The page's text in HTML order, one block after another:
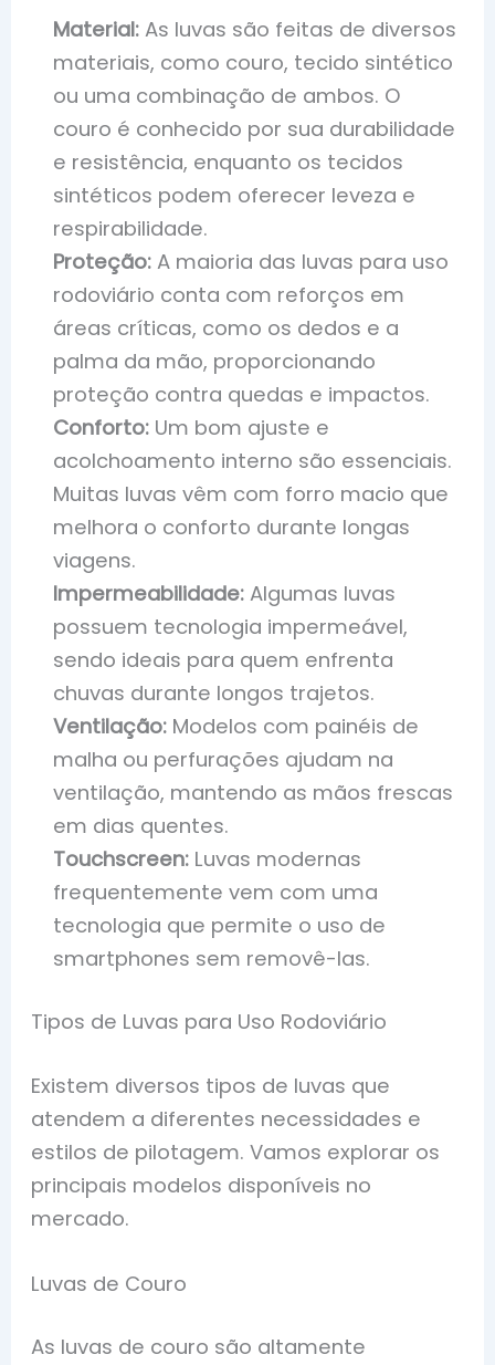
Material: As luvas são feitas de diversos
materiais, como couro, tecido sintético
ou uma combinação de ambos. O
couro é conhecido por sua durabilidade
e resistência, enquanto os tecidos
sintéticos podem oferecer leveza e
respirabilidade.
Proteção: A maioria das luvas para uso
rodoviário conta com reforços em
áreas críticas, como os dedos e a
palma da mão, proporcionando
proteção contra quedas e impactos.
Conforto: Um bom ajuste e
acolchoamento interno são essenciais.
Muitas luvas vêm com forro macio que
melhora o conforto durante longas
viagens.
Impermeabilidade: Algumas luvas
possuem tecnologia impermeável,
sendo ideais para quem enfrenta
chuvas durante longos trajetos.
Ventilação: Modelos com painéis de
malha ou perfurações ajudam na
ventilação, mantendo as mãos frescas
em dias quentes.
Touchscreen: Luvas modernas
frequentemente vem com uma
tecnologia que permite o uso de
smartphones sem removê-las.
Tipos de Luvas para Uso Rodoviário
Existem diversos tipos de luvas que
atendem a diferentes necessidades e
estilos de pilotagem. Vamos explorar os
principais modelos disponíveis no
mercado.
Luvas de Couro
As luvas de couro são altamente